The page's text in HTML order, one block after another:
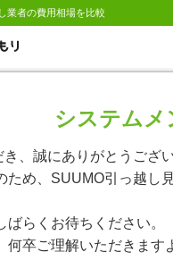
業者の費用相場を比較
システムメ
、誠にありがとうござい
ため、SUUMO引っ越し
らくお待ちください。
卒ご理解いただきます